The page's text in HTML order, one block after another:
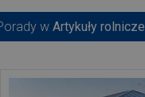
w Artykuły rolnicze